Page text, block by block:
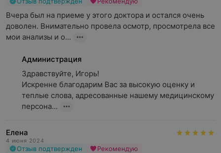
Вчера был на приеме у этого доктора и остался очень
доволен. Внимательно провела осмотр, просмотрела все
мои анализы и о...
Администрация
Здравствуйте, Игорь!
Искренне благодарим Вас за высокую оценку и
теплые слова, адресованные нашему медицинскому
персона...
Елена
4 июня 2024
Отзыв подтвержден Рекомендую